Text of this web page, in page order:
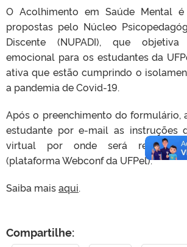
O Acolhimento em Saúde Mental
propostas pelo Núcleo
Discente (NUPADI), que
emocional para os estudantes da
ativa que estão cumprindo o
a pandemia de Covid-19.
Após o preenchimento do formulário,
estudante por e-mail as instruções
virtual por onde será realizado
(plataforma Webconf da UFPel).
Saiba maisaqui.
Compartilhe: